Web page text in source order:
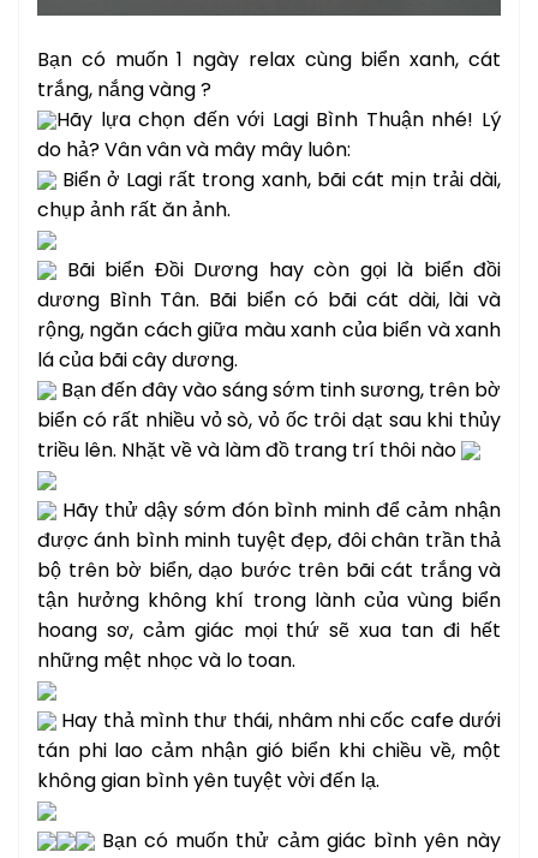
Bạn có muốn 1 ngày relax cùng biển xanh, cát
trắng, nắng vàng ?
Hãy lựa chọn đến với Lagi Bình Thuận nhé! Lý
do hả? Vân vân và mây mây luôn:
Biển ở Lagi rất trong xanh, bãi cát mịn trải dài,
chụp ảnh rất ăn ảnh.
Bãi biển Đồi Dương hay còn gọi là biển đồi
dương Bình Tân. Bãi biển có bãi cát dài, lài và
rộng, ngăn cách giữa màu xanh của biển và xanh
lá của bãi cây dương.
Bạn đến đây vào sáng sớm tinh sương, trên bờ
biển có rất nhiều vỏ sò, vỏ ốc trôi dạt sau khi thủy
triều lên. Nhặt về và làm đồ trang trí thôi nào
Hãy thử dậy sớm đón bình minh để cảm nhận
được ánh bình minh tuyệt đẹp, đôi chân trần thả
bộ trên bờ biển, dạo bước trên bãi cát trắng và
tận hưởng không khí trong lành của vùng biển
hoang sơ, cảm giác mọi thứ sẽ xua tan đi hết
những mệt nhọc và lo toan.
Hay thả mình thư thái, nhâm nhi cốc cafe dưới
tán phi lao cảm nhận gió biển khi chiều về, một
không gian bình yên tuyệt vời đến lạ.
Bạn có muốn thử cảm giác bình yên này